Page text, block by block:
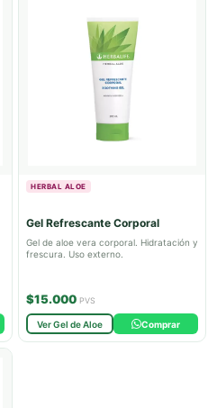
HERBAL ALOE
Gel Refrescante Corporal
Gel de aloe vera corporal. Hidratación y
frescura. Uso externo.
$15.000 PVS
Ver Gel de Aloe Comprar